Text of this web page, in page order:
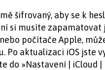
šifrovaný, aby se k
si musíte zapamatovat
počítače Apple,
Po aktualizaci iOS jste
do »Nastavení | iCloud